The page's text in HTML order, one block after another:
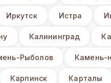
Иркутск Истра
Калининград
Рыболов Камень-
Карпинск Карталы